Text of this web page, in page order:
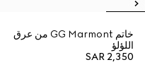
خاتم GG Marmont من عرق
اللؤلؤ
SAR 2,350